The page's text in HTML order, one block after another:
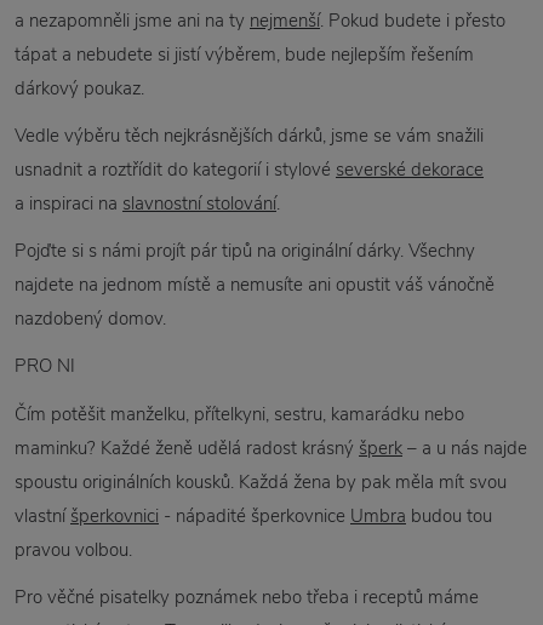
a nezapomněli jsme ani na ty nejmenší. Pokud budete i přesto
tápat a nebudete si jistí výběrem, bude nejlepším řešením
dárkový poukaz.
Vedle výběru těch nejkrásnějších dárků, jsme se vám snažili
usnadnit a roztřídit do kategorií i stylové severské dekorace
a inspiraci na slavnostní stolování.
Pojďte si s námi projít pár tipů na originální dárky. Všechny
najdete na jednom místě a nemusíte ani opustit váš vánočně
nazdobený domov.
PRO NI
Čím potěšit manželku, přítelkyni, sestru, kamarádku nebo
maminku? Každé ženě udělá radost krásný šperk – a u nás najde
spoustu originálních kousků. Každá žena by pak měla mít svou
vlastní šperkovnici - nápadité šperkovnice Umbra budou tou
pravou volbou.
Pro věčné pisatelky poznámek nebo třeba i receptů máme